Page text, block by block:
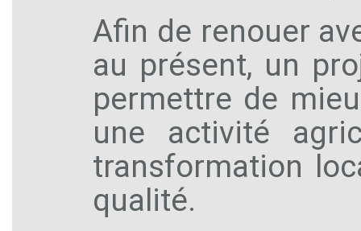
Afin de renouer
au présent, un
permettre de
une activité
transformation
qualité.